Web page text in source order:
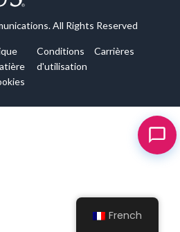
All Rights Reserved
Conditions
d'utilisation
Carrières
French